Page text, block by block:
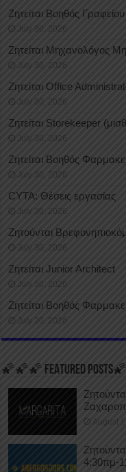
Ζητείται Βοηθός Γραφείου
July 30, 2026
Ζητείται Μηχανολόγος
July 30, 2026
Ζητείται Office
July 30, 2026
Ζητείται Storekeeper
July 30, 2026
Ζητείται Βοηθός
July 30, 2026
CYTA: Θέσεις εργασίας
July 30, 2026
Ζητούνται
July 30, 2026
Ζητείται Junior Architect
July 30, 2026
Ζητείται Βοηθός
July 30, 2026
🌠🌠🌠 FEATURED
August
4:30πμ-